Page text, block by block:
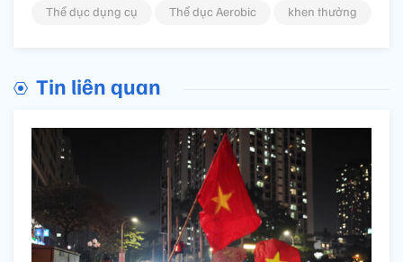
Thể dục dụng cụ
Thể dục Aerobic khen thưởng
Tin liên quan